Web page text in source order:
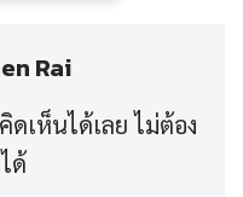
Rai